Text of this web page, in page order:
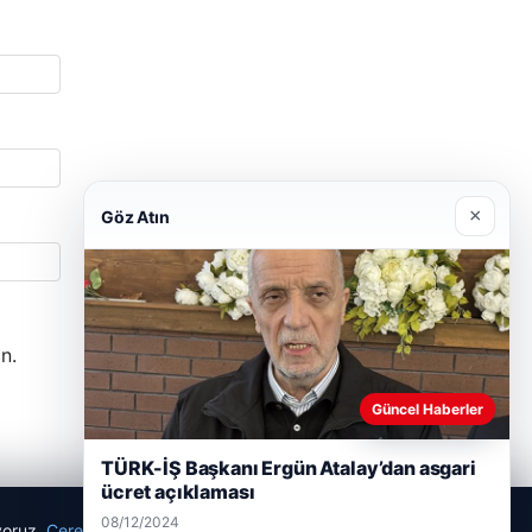
Göz Atın ×
Güncel Haberler
TÜRK-İŞ Başkanı Ergün Atalay’dan asgari
ücret açıklaması
08/12/2024